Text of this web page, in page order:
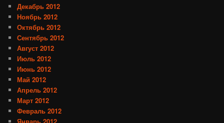
Декабрь 2012
Ноябрь 2012
Октябрь 2012
Сентябрь 2012
Август 2012
Июль 2012
Июнь 2012
Май 2012
Апрель 2012
Март 2012
Февраль 2012
Январь 2012